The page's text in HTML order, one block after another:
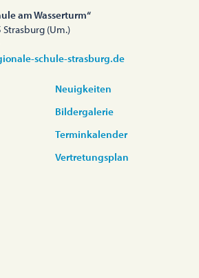
Neuigkeiten
Bildergalerie
Terminkalender
Vertretungsplan
am Wasserturm“
(Um.)
schule-strasburg.de